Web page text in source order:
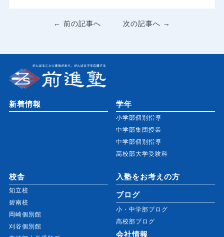
← 前の記事へ 次の記事へ →
新着情報 学年
小学部個別指導
中学部集団授業
中学部個別指導
高校部大学受験科
校舎
知立校
碧南校
岡崎個別館
刈谷個別館
入塾をお考えの方
ブログ
小・中学部ブログ
高校部ブログ
会社情報